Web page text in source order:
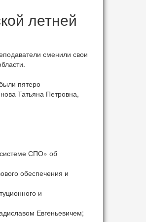
летней
сменили свои
пятеро
Татьяна Петровна,
СПО» об
обеспечения и
и
Евгеньевичем;